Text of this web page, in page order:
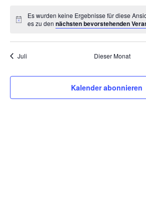
Veranstaltungen,
Veranstaltungen,Veranstaltungen,
Hinweis
Es wurden keine Ergebnisse für diese
es zu dennächsten bevorstehenden
Juli Dieser Monat
Kalender abonnieren